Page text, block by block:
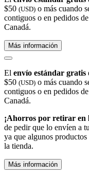
$50 (USD) o más cuando
contiguos o en pedidos
Canadá.
Más información
El envío estándar gratis
$50 (USD) o más cuando
contiguos o en pedidos
Canadá.
¡Ahorros por retirar en
de pedir que lo envíen a
ya que algunos
la tienda.
Más información